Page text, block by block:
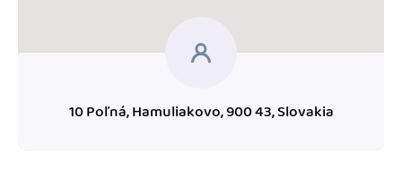
10 Poľná, Hamuliakovo, 900 43, Slovakia